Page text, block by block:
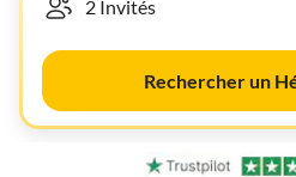
Rechercher un